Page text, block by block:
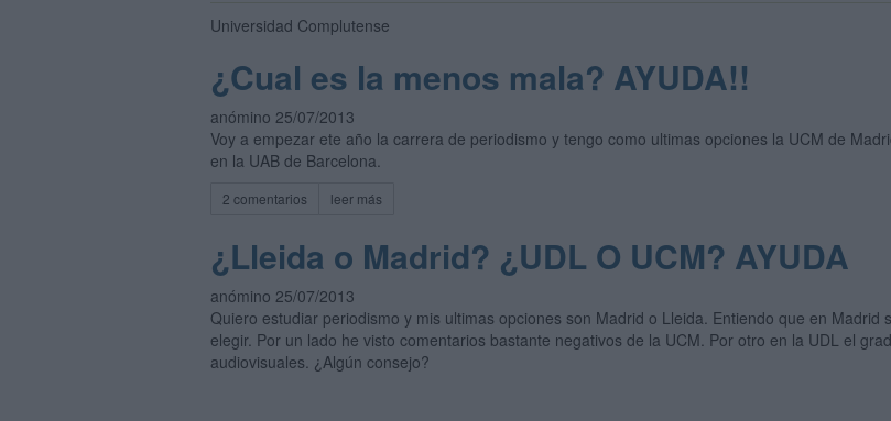
Universidad Complutense
¿Cual es la menos mala? AYUDA!!
anómino 25/07/2013
Voy a empezar ete año la carrera de periodismo y tengo como ultimas opciones la UCM de
en la UAB de Barcelona.
2 comentarios leer más
¿Lleida o Madrid? ¿UDL O UCM? AYUDA
anómino 25/07/2013
Quiero estudiar periodismo y mis ultimas opciones son Madrid o Lleida. Entiendo que en
elegir. Por un lado he visto comentarios bastante negativos de la UCM. Por otro en la UDL el
audiovisuales. ¿Algún consejo?